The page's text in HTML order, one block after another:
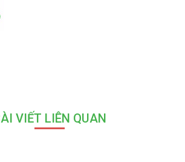
VIẾT LIÊN QUAN